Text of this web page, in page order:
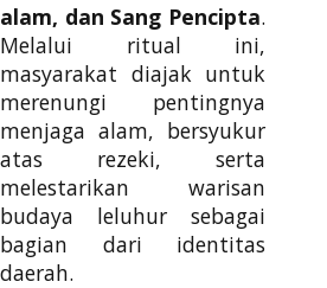
alam, dan Sang Pencipta.
Melalui ritual ini,
masyarakat diajak untuk
merenungi pentingnya
menjaga alam, bersyukur
atas rezeki, serta
melestarikan warisan
budaya leluhur sebagai
bagian dari identitas
daerah.